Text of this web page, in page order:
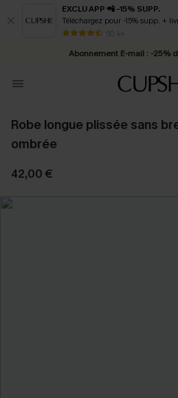
EXCLU APP 📲 -15% SUPP.
Téléchargez pour -15% supp. +
50 k+
* Livraison éclair 2-3
Abonnement E-mail : -25%
Robe longue plissée sans
ombrée
42,00 €